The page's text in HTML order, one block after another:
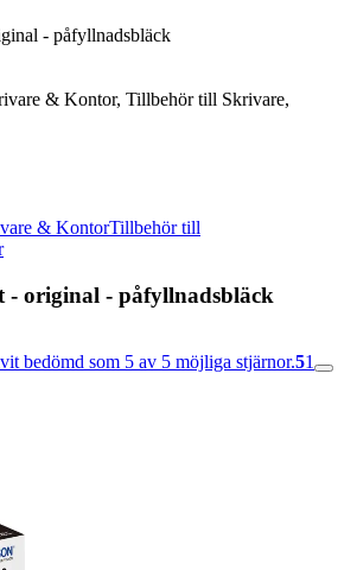
- påfyllnadsbläck
& Kontor, Tillbehör till Skrivare,
& KontorTillbehör till
- original - påfyllnadsbläck
bedömd som 5 av 5 möjliga stjärnor.51